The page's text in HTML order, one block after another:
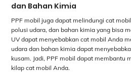
dan Bahan Kimia
PPF mobil juga dapat melindungi cat
polusi udara, dan bahan kimia yang bisa
UV dapat menyebabkan cat mobil Anda
udara dan bahan kimia dapat
kusam. Jadi, PPF mobil dapat membantu
kilap cat mobil Anda.